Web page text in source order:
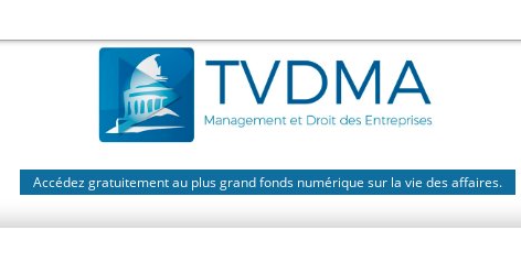
Accédez gratuitement au plus grand fonds numérique sur la vie des affaires.